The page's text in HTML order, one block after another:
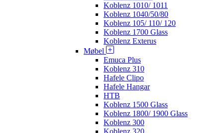
Koblenz 1010/ 1011
Koblenz 1040/50/80
Koblenz 105/ 110/ 120
Koblenz 1700 Glass
Koblenz Exterus
Møbel
Emuca Plus
Koblenz 310
Hafele Clipo
Hafele Hangar
HTB
Koblenz 1500 Glass
Koblenz 1800/ 1900 Glass
Koblenz 300
Koblenz 320